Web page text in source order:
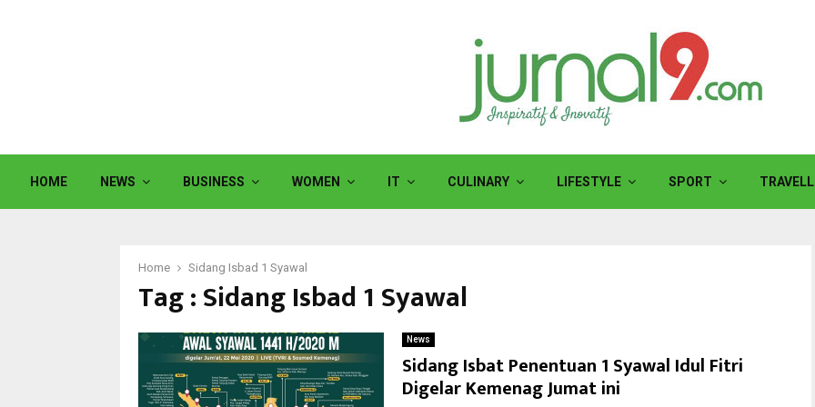
HOME NEWS BUSINESS WOMEN IT CULINARY LIFESTYLE SPORT
Home Sidang Isbad 1 Syawal
Tag : Sidang Isbad 1 Syawal
News
Sidang Isbat Penentuan 1 Syawal Idul Fitri
Digelar Kemenag Jumat ini